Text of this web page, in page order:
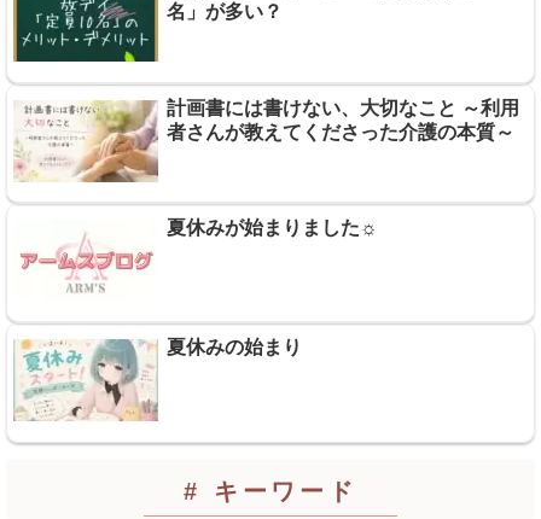
名」が多い？
計画書には書けない、大切なこと ～利用
者さんが教えてくださった介護の本質～
夏休みが始まりました☼
夏休みの始まり
# キーワード